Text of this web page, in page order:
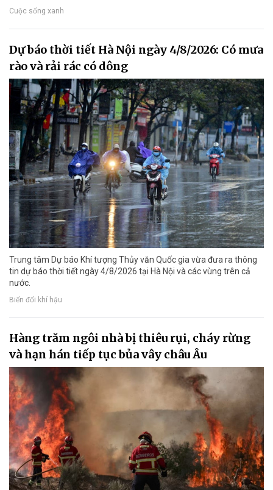
Cuộc sống xanh
Dự báo thời tiết Hà Nội ngày 4/8/2026: Có mưa
rào và rải rác có dông
Trung tâm Dự báo Khí tượng Thủy văn Quốc gia vừa đưa ra thông
tin dự báo thời tiết ngày 4/8/2026 tại Hà Nội và các vùng trên cả
nước.
Biến đổi khí hậu
Hàng trăm ngôi nhà bị thiêu rụi, cháy rừng
và hạn hán tiếp tục bủa vây châu Âu